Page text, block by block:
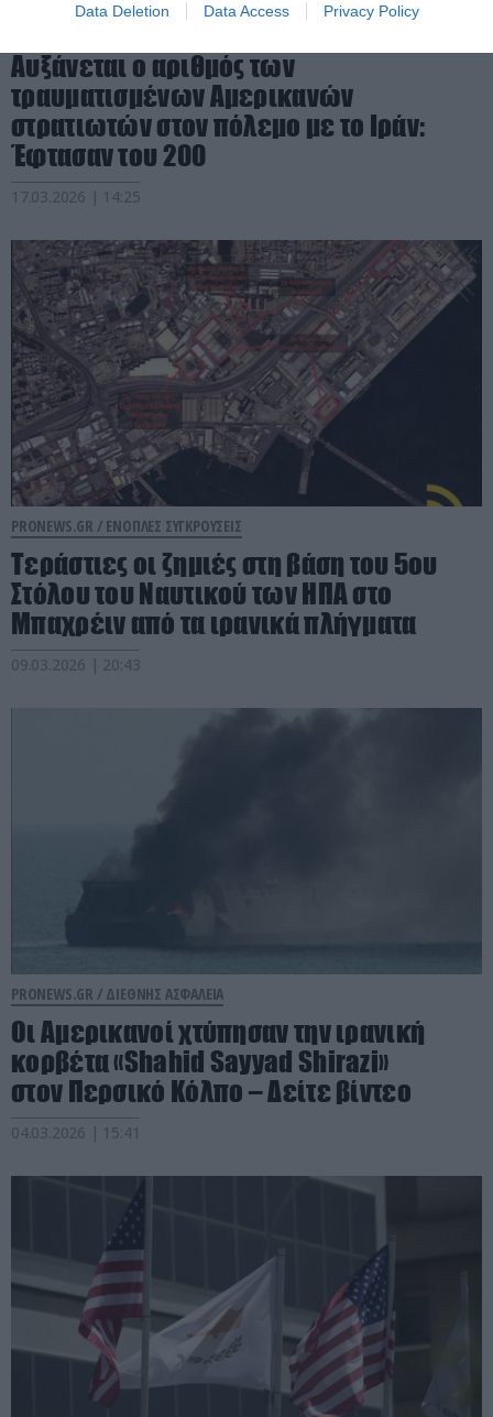
Data Deletion Data Access Privacy Policy
Αυξάνεται ο αριθμός των
τραυματισμένων Αμερικανών
στρατιωτών στον πόλεμο με το Ιράν:
Έφτασαν του 200
17.03.2026 | 14:25
PRONEWS.GR / ΕΝΟΠΛΕΣ ΣΥΓΚΡΟΥΣΕΙΣ
Τεράστιες οι ζημιές στη βάση του 5ου
Στόλου του Ναυτικού των ΗΠΑ στο
Μπαχρέιν από τα ιρανικά πλήγματα
09.03.2026 | 20:43
PRONEWS.GR / ΔΙΕΘΝΗΣ ΑΣΦΑΛΕΙΑ
Οι Αμερικανοί χτύπησαν την ιρανική
κορβέτα «Shahid Sayyad Shirazi»
στον Περσικό Κόλπο – Δείτε βίντεο
04.03.2026 | 15:41